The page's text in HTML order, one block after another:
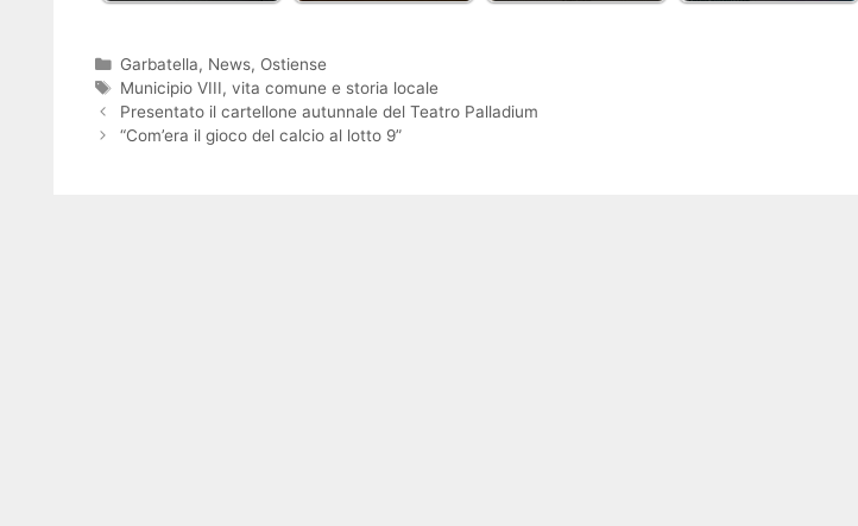
Categorie
Garbatella, News, Ostiense
Tag
Municipio VIII, vita comune e storia locale
Presentato il cartellone autunnale del Teatro Palladium
“Com’era il gioco del calcio al lotto 9”